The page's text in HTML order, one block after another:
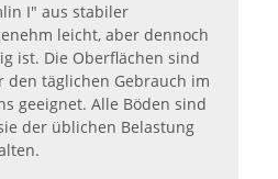
I" aus stabiler
leicht, aber dennoch
ist. Die Oberflächen sind
den täglichen Gebrauch im
geeignet. Alle Böden sind
der üblichen Belastung